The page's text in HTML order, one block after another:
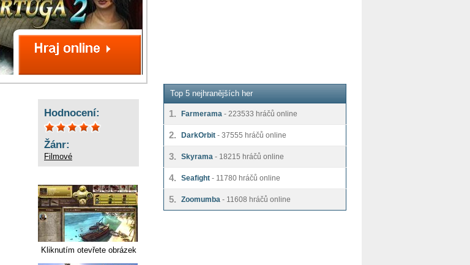
Hodnocení:
Žánr:
Filmové
Kliknutím otevřete obrázek
Top 5 nejhranějších her
1. Farmerama - 223533 hráčů online
2. DarkOrbit - 37555 hráčů online
3. Skyrama - 18215 hráčů online
4. Seafight - 11780 hráčů online
5. Zoomumba - 11608 hráčů online